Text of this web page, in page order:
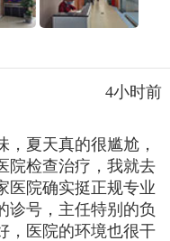
4小时前
夏天真的很尴尬，
院检查治疗，我就去
医院确实挺正规专业
诊号，主任特别的负
，医院的环境也很干